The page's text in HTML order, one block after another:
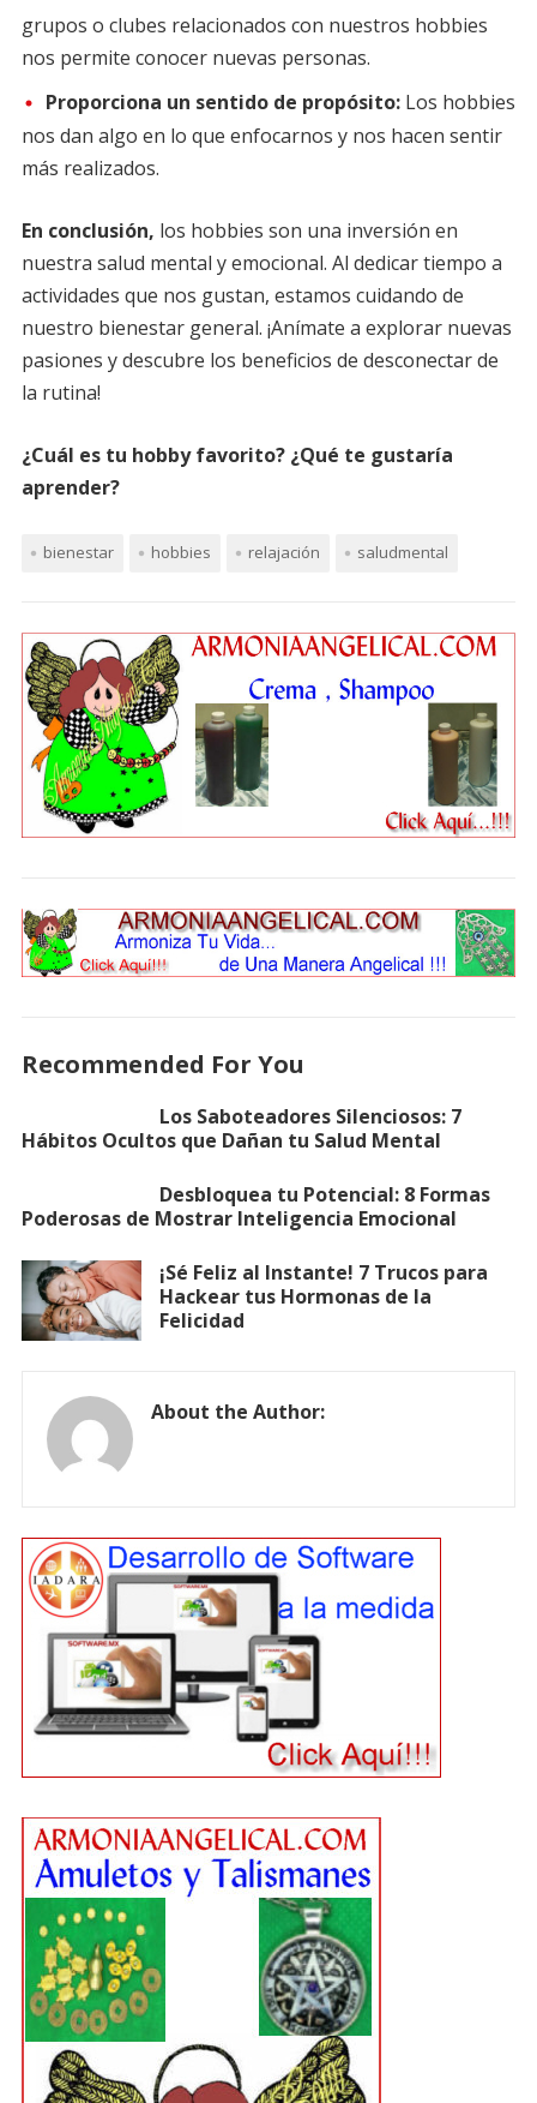
grupos o clubes relacionados con nuestros hobbies
nos permite conocer nuevas personas.
Proporciona un sentido de propósito:Los hobbies
nos dan algo en lo que enfocarnos y nos hacen sentir
más realizados.
En conclusión, los hobbies son una inversión en
nuestra salud mental y emocional. Al dedicar tiempo a
actividades que nos gustan, estamos cuidando de
nuestro bienestar general. ¡Anímate a explorar nuevas
pasiones y descubre los beneficios de desconectar de
la rutina!
¿Cuál es tu hobby favorito? ¿Qué te gustaría
aprender?
bienestar hobbies relajación saludmental
Recommended For You
Los Saboteadores Silenciosos: 7
Hábitos Ocultos que Dañan tu Salud Mental
Desbloquea tu Potencial: 8 Formas
Poderosas de Mostrar Inteligencia Emocional
¡Sé Feliz al Instante! 7 Trucos para
Hackear tus Hormonas de la
Felicidad
About the Author: